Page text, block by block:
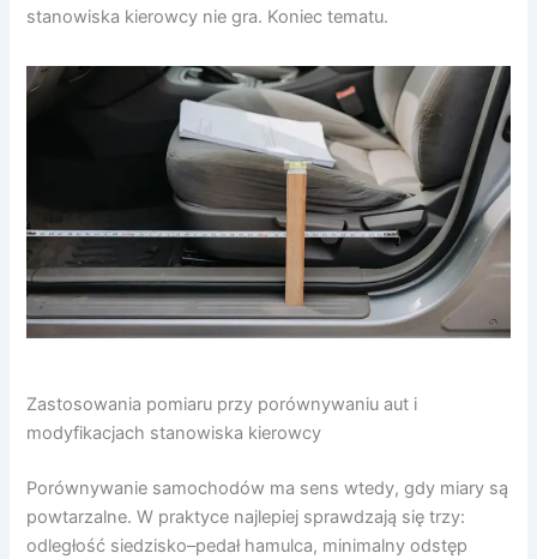
stanowiska kierowcy nie gra. Koniec tematu.
Zastosowania pomiaru przy porównywaniu aut i
modyfikacjach stanowiska kierowcy
Porównywanie samochodów ma sens wtedy, gdy miary są
powtarzalne. W praktyce najlepiej sprawdzają się trzy:
odległość siedzisko–pedał hamulca, minimalny odstęp